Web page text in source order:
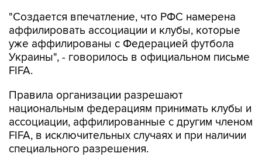
"Создается впечатление, что РФС намерена
аффилировать ассоциации и клубы, которые
уже аффилированы с Федерацией футбола
Украины", - говорилось в официальном письме
FIFA.
Правила организации разрешают
национальным федерациям принимать клубы и
ассоциации, аффилированные с другим членом
FIFA, в исключительных случаях и при наличии
специального разрешения.